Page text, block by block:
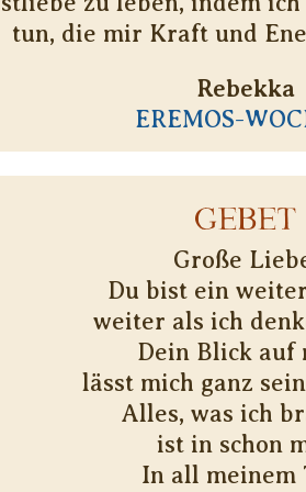
tun, die mir Kraft und
Rebekka
EREMOS-
GEBET
Große
Du bist ein
weiter als ich
Dein Blick auf
lässt mich ganz
Alles, was ich
ist in schon
In all meinem